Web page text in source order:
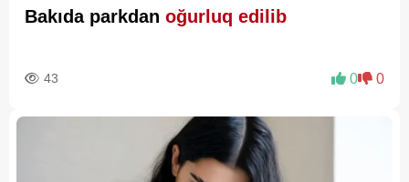
Bakıda parkdan oğurluq edilib
43 0 0